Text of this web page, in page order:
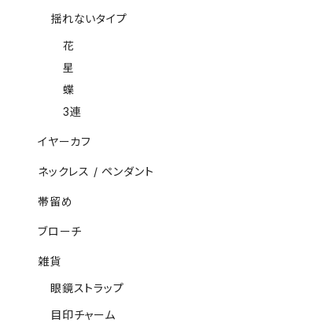
揺れないタイプ
花
星
蝶
3連
イヤーカフ
ネックレス / ペンダント
帯留め
ブローチ
雑貨
眼鏡ストラップ
目印チャーム